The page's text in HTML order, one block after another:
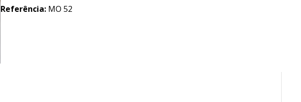
Referência:MO 52